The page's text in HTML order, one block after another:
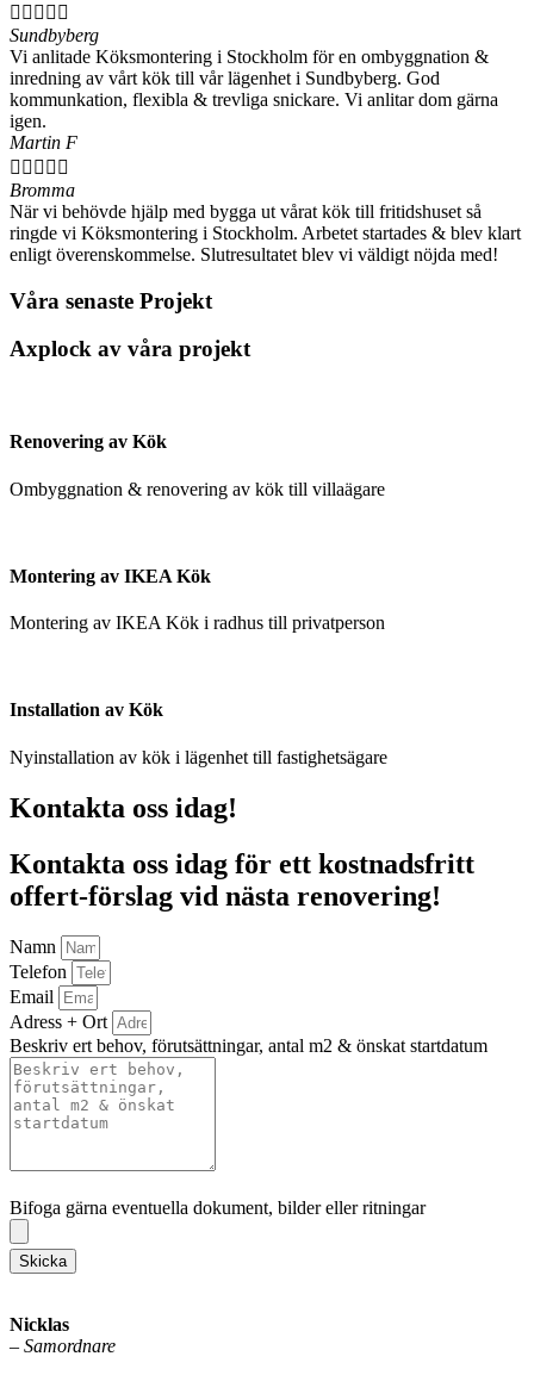
    
Sundbyberg
Vi anlitade Köksmontering i Stockholm för en ombyggnation &
inredning av vårt kök till vår lägenhet i Sundbyberg. God
kommunkation, flexibla & trevliga snickare. Vi anlitar dom gärna
igen.
Martin F
    
Bromma
När vi behövde hjälp med bygga ut vårat kök till fritidshuset så
ringde vi Köksmontering i Stockholm. Arbetet startades & blev klart
enligt överenskommelse. Slutresultatet blev vi väldigt nöjda med!
Våra senaste Projekt
Axplock av våra projekt
Renovering av Kök
Ombyggnation & renovering av kök till villaägare
Montering av IKEA Kök
Montering av IKEA Kök i radhus till privatperson
Installation av Kök
Nyinstallation av kök i lägenhet till fastighetsägare
Kontakta oss idag!
Kontakta oss idag för ett kostnadsfritt
offert-förslag vid nästa renovering!
Namn
Telefon
Email
Adress + Ort
Beskriv ert behov, förutsättningar, antal m2 & önskat startdatum
Bifoga gärna eventuella dokument, bilder eller ritningar
Skicka
Nicklas
– Samordnare